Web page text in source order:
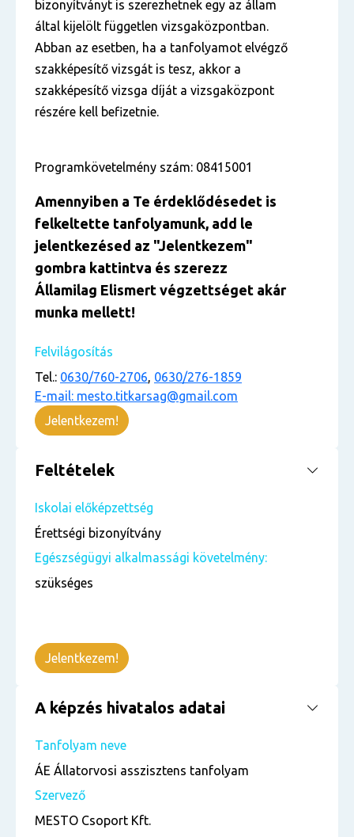
bizonyítványt is szerezhetnek egy az állam
által kijelölt független vizsgaközpontban.
Abban az esetben, ha a tanfolyamot elvégző
szakképesítő vizsgát is tesz, akkor a
szakképesítő vizsga díját a vizsgaközpont
részére kell befizetnie.
Programkövetelmény szám: 08415001
Amennyiben a Te érdeklődésedet is
felkeltette tanfolyamunk, add le
jelentkezésed az "Jelentkezem"
gombra kattintva és szerezz
Államilag Elismert végzettséget akár
munka mellett!
Felvilágosítás
Tel.: 0630/760-2706, 0630/276-1859
E-mail: mesto.titkarsag@gmail.com
Jelentkezem!
Feltételek
Iskolai előképzettség
Érettségi bizonyítvány
Egészségügyi alkalmassági követelmény:
szükséges
Jelentkezem!
A képzés hivatalos adatai
Tanfolyam neve
ÁE Állatorvosi asszisztens tanfolyam
Szervező
MESTO Csoport Kft.